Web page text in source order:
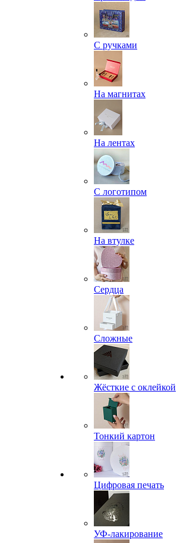
С ручками
На магнитах
На лентах
С логотипом
На втулке
Сердца
Сложные
Жёсткие с оклейкой
Тонкий картон
Цифровая печать
УФ-лакирование